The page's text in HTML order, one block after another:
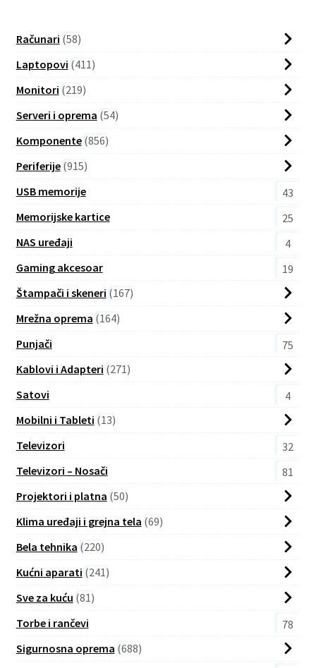
Računari 58
Laptopovi 411
Monitori 219
Serveri i oprema 54
Komponente 856
Periferije 915
USB memorije
43
Memorijske kartice
25
NAS uređaji
4
Gaming akcesoar
19
Štampači i skeneri 167
Mrežna oprema 164
Punjači
75
Kablovi i Adapteri 271
Satovi
4
Mobilni i Tableti 13
Televizori
32
Televizori – Nosači
81
Projektori i platna 50
Klima uređaji i grejna tela 69
Bela tehnika 220
Kućni aparati 241
Sve za kuću 81
Torbe i rančevi
78
Sigurnosna oprema 688